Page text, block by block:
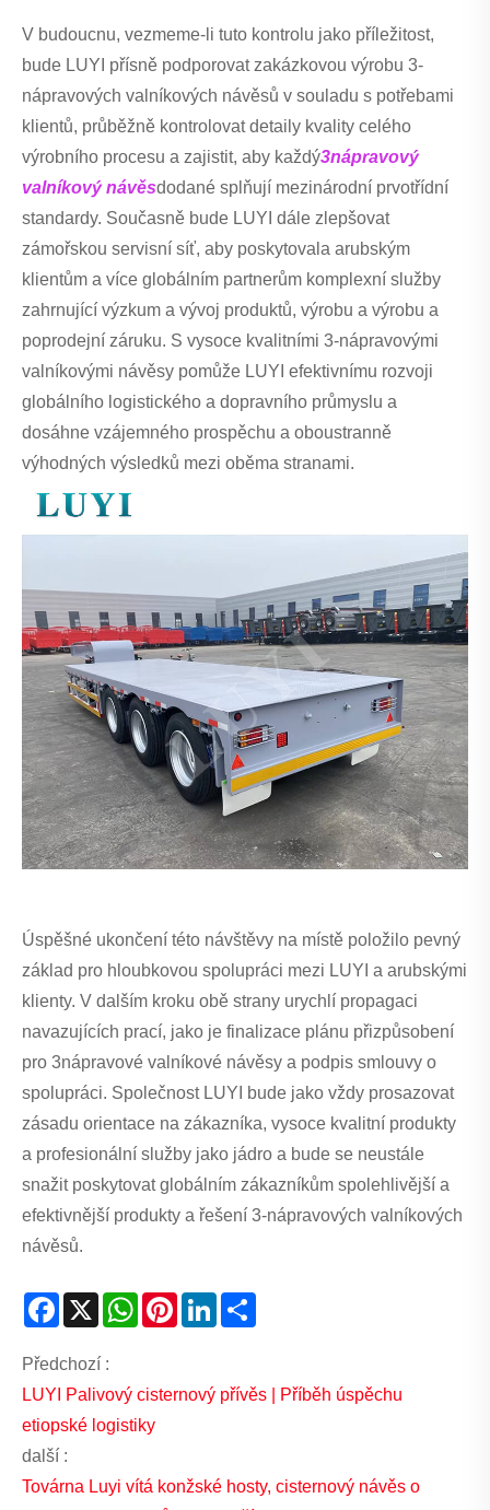
V budoucnu, vezmeme-li tuto kontrolu jako příležitost,
bude LUYI přísně podporovat zakázkovou výrobu 3-
nápravových valníkových návěsů v souladu s potřebami
klientů, průběžně kontrolovat detaily kvality celého
výrobního procesu a zajistit, aby každý3nápravový
valníkový návěsdodané splňují mezinárodní prvotřídní
standardy. Současně bude LUYI dále zlepšovat
zámořskou servisní síť, aby poskytovala arubským
klientům a více globálním partnerům komplexní služby
zahrnující výzkum a vývoj produktů, výrobu a výrobu a
poprodejní záruku. S vysoce kvalitními 3-nápravovými
valníkovými návěsy pomůže LUYI efektivnímu rozvoji
globálního logistického a dopravního průmyslu a
dosáhne vzájemného prospěchu a oboustranně
výhodných výsledků mezi oběma stranami.
Úspěšné ukončení této návštěvy na místě položilo pevný
základ pro hloubkovou spolupráci mezi LUYI a arubskými
klienty. V dalším kroku obě strany urychlí propagaci
navazujících prací, jako je finalizace plánu přizpůsobení
pro 3nápravové valníkové návěsy a podpis smlouvy o
spolupráci. Společnost LUYI bude jako vždy prosazovat
zásadu orientace na zákazníka, vysoce kvalitní produkty
a profesionální služby jako jádro a bude se neustále
snažit poskytovat globálním zákazníkům spolehlivější a
efektivnější produkty a řešení 3-nápravových valníkových
návěsů.
Facebook
X WhatsAppPinterestLinkedIn
Předchozí :
LUYI Palivový cisternový přívěs | Příběh úspěchu
etiopské logistiky
další :
Továrna Luyi vítá konžské hosty, cisternový návěs o